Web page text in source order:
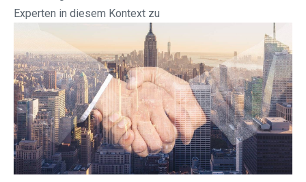
Experten in diesem Kontext zu